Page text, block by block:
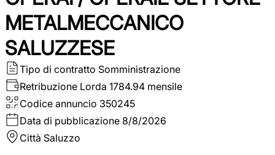
METALMECCANICO
SALUZZESE
Tipo di contratto Somministrazione
Retribuzione Lorda 1784.94 mensile
Codice annuncio 350245
Data di pubblicazione 8/8/2026
Città Saluzzo